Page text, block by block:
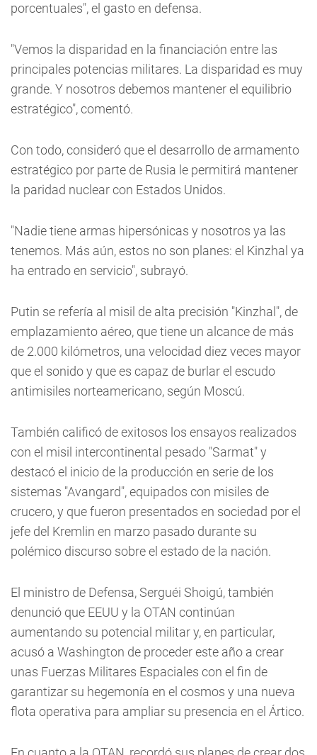
porcentuales", el gasto en defensa.
"Vemos la disparidad en la financiación entre las
principales potencias militares. La disparidad es muy
grande. Y nosotros debemos mantener el equilibrio
estratégico", comentó.
Con todo, consideró que el desarrollo de armamento
estratégico por parte de Rusia le permitirá mantener
la paridad nuclear con Estados Unidos.
"Nadie tiene armas hipersónicas y nosotros ya las
tenemos. Más aún, estos no son planes: el Kinzhal ya
ha entrado en servicio", subrayó.
Putin se refería al misil de alta precisión "Kinzhal", de
emplazamiento aéreo, que tiene un alcance de más
de 2.000 kilómetros, una velocidad diez veces mayor
que el sonido y que es capaz de burlar el escudo
antimisiles norteamericano, según Moscú.
También calificó de exitosos los ensayos realizados
con el misil intercontinental pesado "Sarmat" y
destacó el inicio de la producción en serie de los
sistemas "Avangard", equipados con misiles de
crucero, y que fueron presentados en sociedad por el
jefe del Kremlin en marzo pasado durante su
polémico discurso sobre el estado de la nación.
El ministro de Defensa, Serguéi Shoigú, también
denunció que EEUU y la OTAN continúan
aumentando su potencial militar y, en particular,
acusó a Washington de proceder este año a crear
unas Fuerzas Militares Espaciales con el fin de
garantizar su hegemonía en el cosmos y una nueva
flota operativa para ampliar su presencia en el Ártico.